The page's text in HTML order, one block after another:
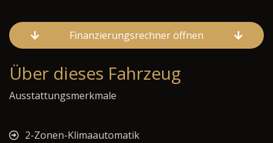
Finanzierungsrechner öffnen
Über dieses Fahrzeug
Ausstattungsmerkmale
2-Zonen-Klimaautomatik